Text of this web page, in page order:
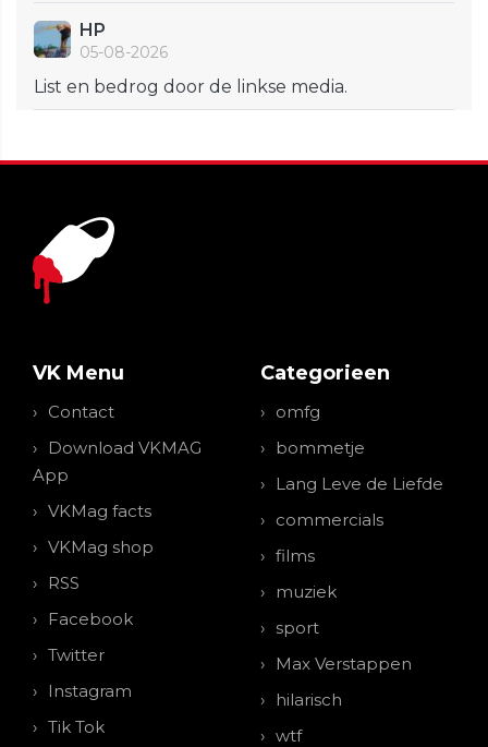
HP
05-08-2026
List en bedrog door de linkse media.
VK Menu
Contact
Download VKMAG
App
VKMag facts
VKMag shop
RSS
Facebook
Twitter
Instagram
Tik Tok
Categorieen
omfg
bommetje
Lang Leve de Liefde
commercials
films
muziek
sport
Max Verstappen
hilarisch
wtf